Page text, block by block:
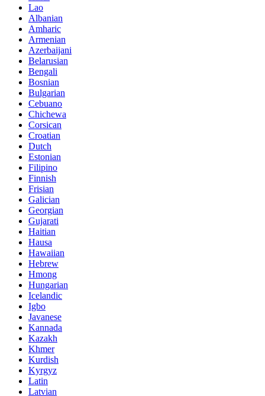
Lao
Albanian
Amharic
Armenian
Azerbaijani
Belarusian
Bengali
Bosnian
Bulgarian
Cebuano
Chichewa
Corsican
Croatian
Dutch
Estonian
Filipino
Finnish
Frisian
Galician
Georgian
Gujarati
Haitian
Hausa
Hawaiian
Hebrew
Hmong
Hungarian
Icelandic
Igbo
Javanese
Kannada
Kazakh
Khmer
Kurdish
Kyrgyz
Latin
Latvian